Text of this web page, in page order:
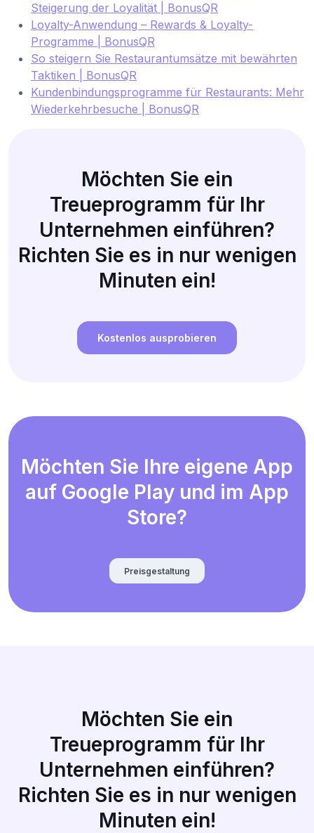
Steigerung der Loyalität | BonusQR
Loyalty-Anwendung – Rewards & Loyalty-
Programme | BonusQR
So steigern Sie Restaurantumsätze mit bewährten
Taktiken | BonusQR
Kundenbindungsprogramme für Restaurants: Mehr
Wiederkehrbesuche | BonusQR
Möchten Sie ein
Treueprogramm für Ihr
Unternehmen einführen?
Richten Sie es in nur wenigen
Minuten ein!
Kostenlos ausprobieren
Möchten Sie Ihre eigene App
auf Google Play und im App
Store?
Preisgestaltung
Möchten Sie ein
Treueprogramm für Ihr
Unternehmen einführen?
Richten Sie es in nur wenigen
Minuten ein!